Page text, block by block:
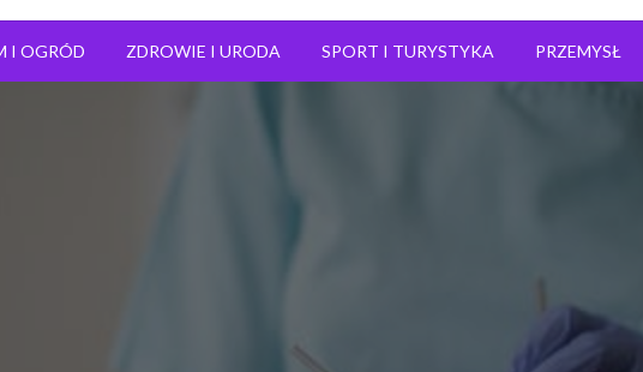
I OGRÓD ZDROWIE I URODA SPORT I TURYSTYKA PRZEMYSŁ